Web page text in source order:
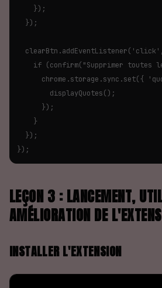
    });
  });
if (confirm("Supprimer toutes
chrome.storage.sync.set({
        displayQuotes();
      });
    }
  });
});
LEÇON 3 : LANCEMENT,
AMÉLIORATION DE
INSTALLER L'EXTENSION